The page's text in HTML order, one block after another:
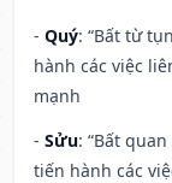
- Quý: “Bất từ
hành các việc
mạnh
- Sửu: “Bất
tiến hành các